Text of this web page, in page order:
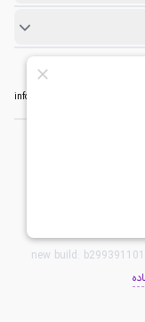
info@baninopc.com
new build: b299391101